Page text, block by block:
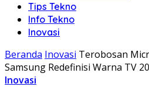
Tips Tekno
Info Tekno
Inovasi
Beranda Inovasi Terobosan
Samsung Redefinisi Warna TV
Inovasi